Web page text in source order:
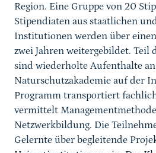
Region. Eine Gruppe von 20
Stipendiaten aus staatlichen
Institutionen werden über
zwei Jahren weitergebildet. Teil
sind wiederholte Aufenthalte
Naturschutzakademie auf der
Programm transportiert
vermittelt
Netzwerkbildung. Die
Gelernte über begleitende